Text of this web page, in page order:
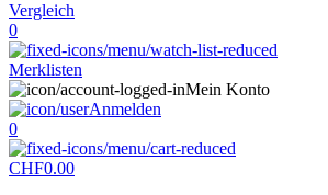
Vergleich
0
Merklisten
Mein Konto
Anmelden
0
CHF0.00